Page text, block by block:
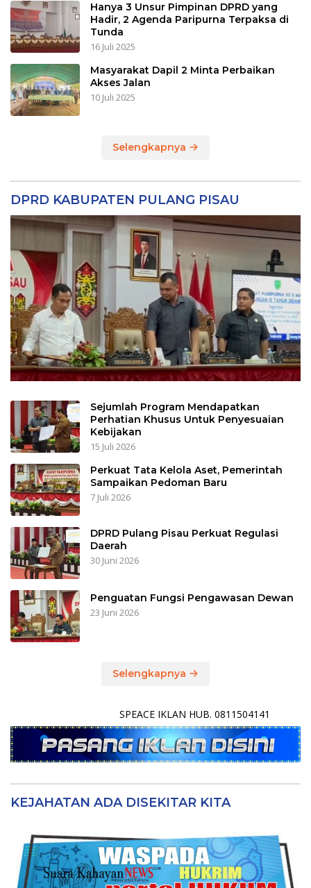
Hanya 3 Unsur Pimpinan DPRD yang
Hadir, 2 Agenda Paripurna Terpaksa di
Tunda
16 Juli 2025
Masyarakat Dapil 2 Minta Perbaikan
Akses Jalan
10 Juli 2025
Selengkapnya
DPRD KABUPATEN PULANG PISAU
Sejumlah Program Mendapatkan
Perhatian Khusus Untuk Penyesuaian
Kebijakan
15 Juli 2026
Perkuat Tata Kelola Aset, Pemerintah
Sampaikan Pedoman Baru
7 Juli 2026
DPRD Pulang Pisau Perkuat Regulasi
Daerah
30 Juni 2026
Penguatan Fungsi Pengawasan Dewan
23 Juni 2026
Selengkapnya
SPEACE IKLAN HUB. 0811504141
KEJAHATAN ADA DISEKITAR KITA